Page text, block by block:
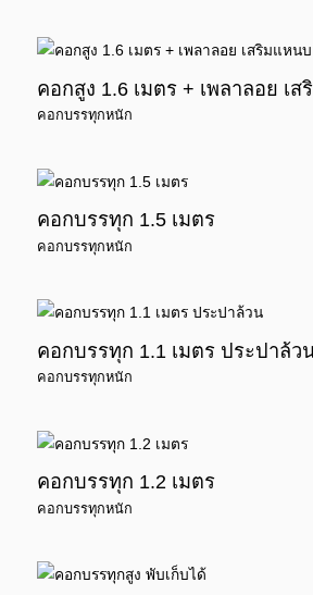
คอกสูง 1.6 เมตร + เพลาลอย เ
คอกบรรทุกหนัก
คอกบรรทุก 1.5 เมตร
คอกบรรทุกหนัก
คอกบรรทุก 1.1 เมตร ประปาล้ว
คอกบรรทุกหนัก
คอกบรรทุก 1.2 เมตร
คอกบรรทุกหนัก